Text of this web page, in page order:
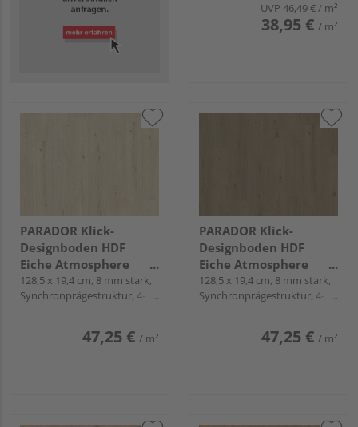
UVP 46,49 €/ m²
38,95 € / m²
PARADOR Klick-
Designboden HDF
Eiche Atmosphere
geschliffen
Landhausdiele -
128,5 x 19,4 cm, 8 mm stark,
Synchronprägestruktur, 4-
47,25 € / m²
PARADOR Klick-
Designboden HDF
Eiche Atmosphere
umbra Landhausdiele
- Modular One
128,5 x 19,4 cm, 8 mm stark,
Synchronprägestruktur, 4-
47,25 € / m²